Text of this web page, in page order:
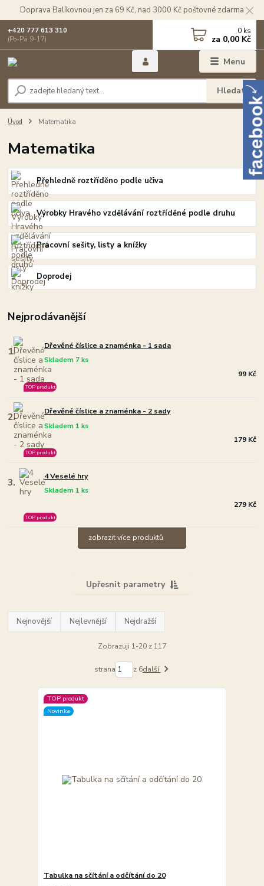
Doprava Balíkovnou jen za 69 Kč, nad 3000 Kč poštovné zdarma
Menu
Hledat
+420 777 613 310
(Po-Pá 9-17)
0 ks
za 0,00 Kč
Úvod Matematika
Matematika
Přehledně roztříděno podle učiva
Výrobky Hravého vzdělávání roztříděné podle druhu
Pracovní sešity, listy a knížky
Doprodej
Nejprodávanější
1. Dřevěné číslice a znaménka - 1 sada
Skladem 7 ks
TOP produkt
99 Kč
2. Dřevěné číslice a znaménka - 2 sady
Skladem 1 ks
TOP produkt
179 Kč
3. 4 Veselé hry
Skladem 1 ks
TOP produkt
279 Kč
zobrazit více produktů
Upřesnit parametry
Nejnovější Nejlevnější Nejdražší
Zobrazuji 1-20 z 117
strana z 6další
TOP produkt
Novinka
Tabulka na sčítání a odčítání do 20